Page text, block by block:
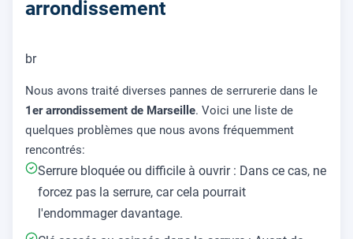
arrondissement
br
Nous avons traité diverses pannes de serrurerie dans le
1er arrondissement de Marseille. Voici une liste de
quelques problèmes que nous avons fréquemment
rencontrés:
Serrure bloquée ou difficile à ouvrir : Dans ce cas, ne
forcez pas la serrure, car cela pourrait
l'endommager davantage.